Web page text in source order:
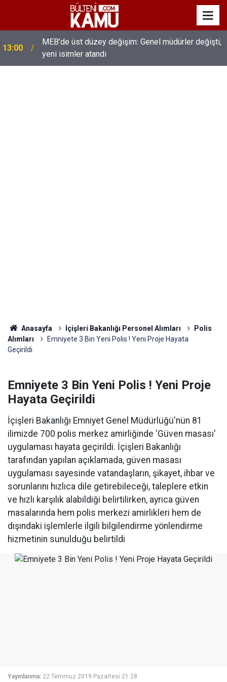
MEB’de üst düzey değişim: Genel müdürler değişti,
yeni isimler atandı
12:45
Eğiti Bir Sen'den Kadınlar İçin Olay Teklif: Çalışma
Süresi 4 Güne Düşürülsün
Anasayfa İçişleri Bakanlığı Personel Alımları
Polis
Alımları
Emniyete 3 Bin Yeni Polis ! Yeni Proje Hayata
Geçirildi
Emniyete 3 Bin Yeni Polis ! Yeni Proje
Hayata Geçirildi
İçişleri Bakanlığı Emniyet Genel Müdürlüğü'nün 81
ilimizde 700 polis merkez amirliğinde 'Güven masası'
uygulaması hayata geçirildi. İçişleri Bakanlığı
tarafından yapılan açıklamada, güven masası
uygulaması sayesinde vatandaşların, şikayet, ihbar ve
sorunlarını hızlıca dile getirebileceği, taleplere etkin
ve hızlı karşılık alabildiği belirtilirken, ayrıca güven
masalarında hem polis merkezi amirlikleri hem de
dışındaki işlemlerle ilgili bilgilendirme yönlendirme
hizmetinin sunulduğu belirtildi
Yayınlanma: 22 Temmuz 2019 Pazartesi 21:28